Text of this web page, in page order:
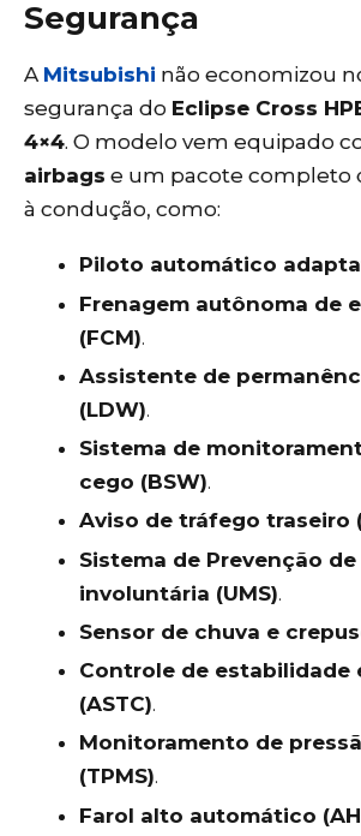
Segurança
A Mitsubishi não economizou
segurança do Eclipse Cross
4×4. O modelo vem equipado
airbags e um pacote completo
à condução, como:
Piloto automático
Frenagem autônoma de
(FCM).
Assistente de
(LDW).
Sistema de
cego (BSW).
Aviso de tráfego traseiro
Sistema de Prevenção
involuntária (UMS).
Sensor de chuva e
Controle de estabilidade
(ASTC).
Monitoramento de
(TPMS).
Farol alto automático